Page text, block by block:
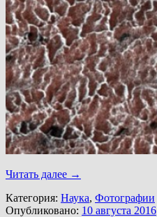
Читать далее →
Категория: Наука, Фотографии
Опубликовано: 10 августа 2016